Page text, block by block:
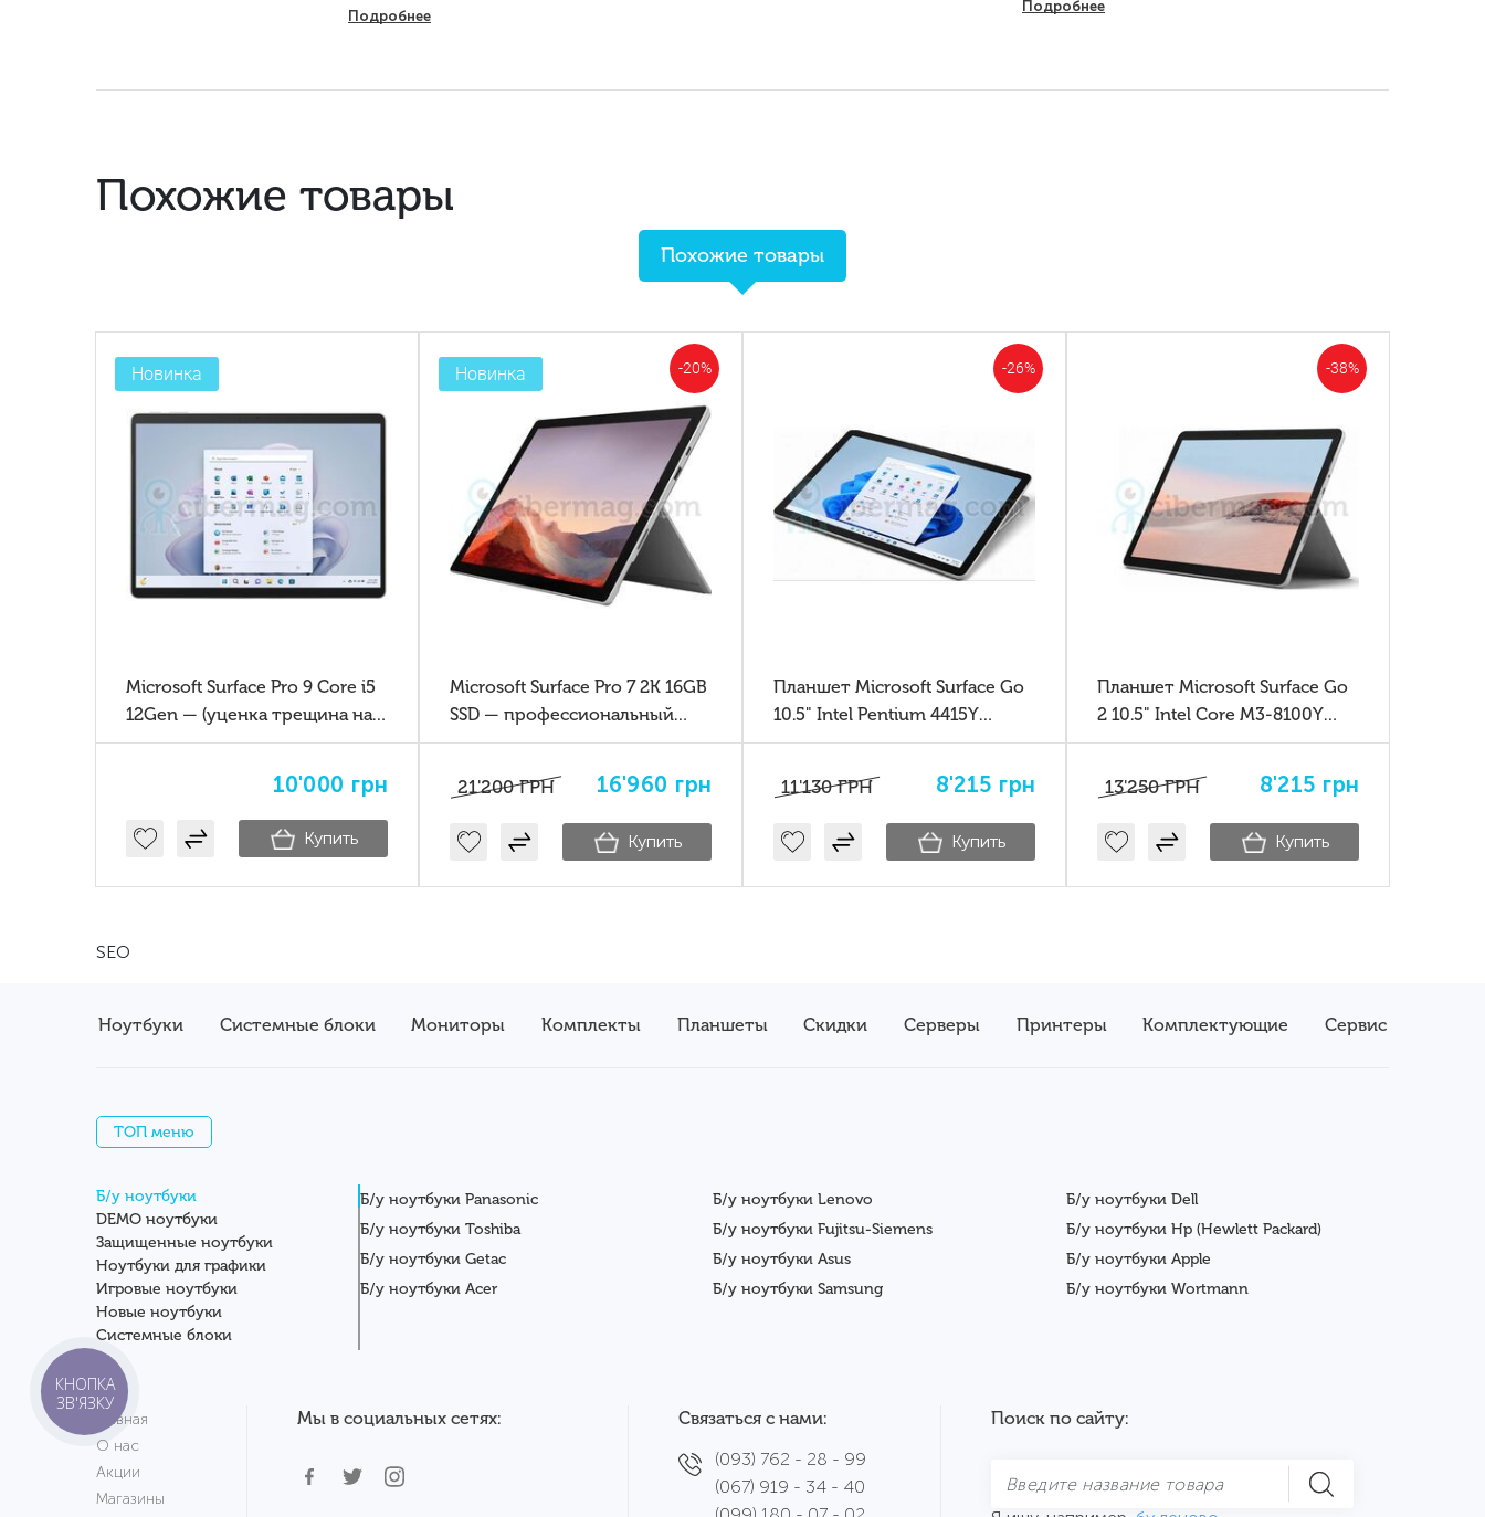
Подробнее
Подробнее
Похожие товары
Похожие товары
Новинка
Microsoft Surface Pro 9 Core i5
12Gen — (уценка трещина на
стекле)
10'000 грн
Купить
-20%
Новинка
Microsoft Surface Pro 7 2K 16GB
SSD — профессиональный
планшет Windows для бизнеса
21'200 ГРН 16'960 грн
Купить
-26%
Планшет Microsoft Surface Go
10.5" Intel Pentium 4415Y
8/128GB Windows 10
11'130 ГРН 8'215 грн
Купить
-38%
Планшет Microsoft Surface Go
2 10.5" Intel Core M3-8100Y
8/128GB Windows 11
13'250 ГРН 8'215 грн
Купить
SEO
Ноутбуки Системные блоки Мониторы Комплекты Планшеты Скидки Серверы Принтеры Комплектующие Сервис
ТОП меню
Б/у ноутбуки
DEMO ноутбуки
Защищенные ноутбуки
Ноутбуки для графики
Игровые ноутбуки
Новые ноутбуки
Системные блоки
Мониторы
Планшеты
Серверы
Комплектующие
Аксессуары
Сервисный центр
Б/у ноутбуки Panasonic Б/у ноутбуки Lenovo
Б/у ноутбуки Dell
Б/у ноутбуки Toshiba
Б/у ноутбуки Fujitsu-Siemens
Б/у ноутбуки Hp (Hewlett Packard)
Б/у ноутбуки Getac
Б/у ноутбуки Asus
Б/у ноутбуки Apple
Б/у ноутбуки Acer
Б/у ноутбуки Samsung Б/у ноутбуки Wortmann
Главная
О нас
Акции
Магазины
Мы в социальных сетях:
Связаться с нами:
(093) 762 - 28 - 99
(067) 919 - 34 - 40
Поиск по сайту:
КНОПКА
ЗВ'ЯЗКУ